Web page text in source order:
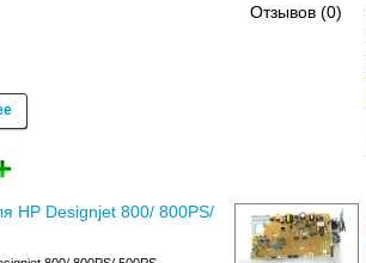
Отзывов (0)
HP Designjet 800/ 800PS/